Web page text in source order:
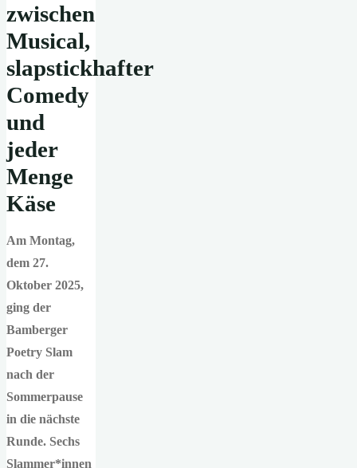
zwischen
Musical,
slapstickhafter
Comedy
und
jeder
Menge
Käse
Am Montag,
dem 27.
Oktober 2025,
ging der
Bamberger
Poetry Slam
nach der
Sommerpause
in die nächste
Runde. Sechs
Slammer*innen